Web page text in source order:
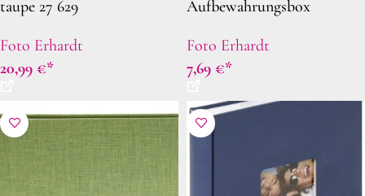
taupe 27 629
Foto Erhardt
20,99 €
Aufbewahrungsbox
Foto Erhardt
7,69 €